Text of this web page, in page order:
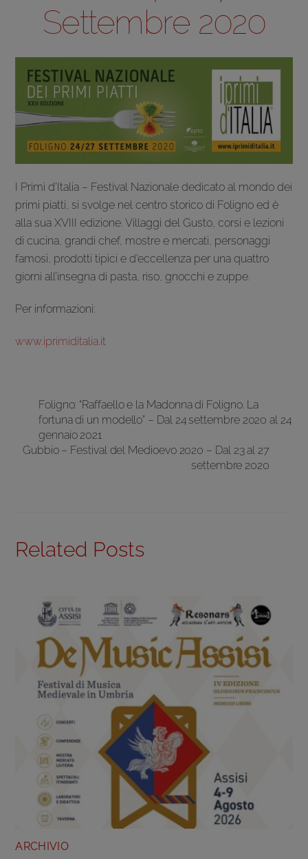
Settembre 2020
I Primi d’Italia – Festival Nazionale dedicato al mondo dei
primi piatti, si svolge nel centro storico di Foligno ed è
alla sua XVIII edizione. Villaggi del Gusto, corsi e lezioni
di cucina, grandi chef, mostre e mercati, personaggi
famosi, prodotti tipici e d’eccellenza per una quattro
giorni all’insegna di pasta, riso, gnocchi e zuppe.
Per informazioni:
www.iprimiditalia.it
Foligno: “Raffaello e la Madonna di Foligno. La
fortuna di un modello” – Dal 24 settembre 2020 al 24
gennaio 2021
Gubbio – Festival del Medioevo 2020 – Dal 23 al 27
settembre 2020
Related Posts
ARCHIVIO